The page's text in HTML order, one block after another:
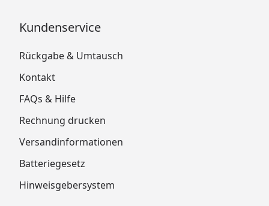
Kundenservice
Rückgabe & Umtausch
Kontakt
FAQs & Hilfe
Rechnung drucken
Versandinformationen
Batteriegesetz
Hinweisgebersystem